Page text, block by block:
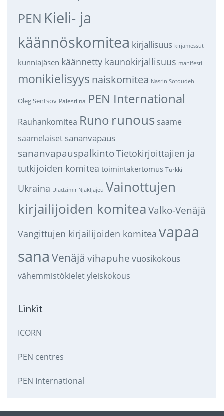
PEN Kieli- ja
käännöskomitea kirjallisuus kirjamessut
kunniajäsen käännetty kaunokirjallisuus manifesti
monikielisyys naiskomitea Nasrin Sotoudeh
Oleg Sentsov Palestiina PEN International
Rauhankomitea Runo runous saame
saamelaiset sananvapaus
sananvapauspalkintoTietokirjoittajien ja
tutkijoiden komitea toimintakertomus Turkki
Ukraina Uladzimir Njakljajeu Vainottujen
kirjailijoiden komitea Valko-Venäjä
Vangittujen kirjailijoiden komitea vapaa
sana Venäjä vihapuhe vuosikokous
vähemmistökieletyleiskokous
Linkit
ICORN
PEN centres
PEN International